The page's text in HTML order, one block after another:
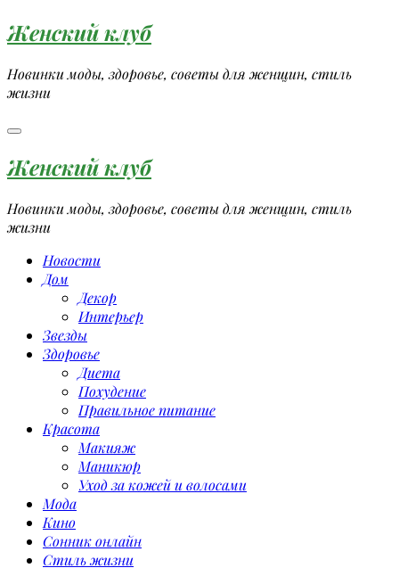
Перейти
к
содержимому
Женский клуб
Новинки моды, здоровье, советы для женщин, стиль
жизни
Женский клуб
Новинки моды, здоровье, советы для женщин, стиль
жизни
Новости
Дом
Декор
Интерьер
Звезды
Здоровье
Диета
Похудение
Правильное питание
Красота
Макияж
Маникюр
Уход за кожей и волосами
Мода
Кино
Сонник онлайн
Стиль жизни